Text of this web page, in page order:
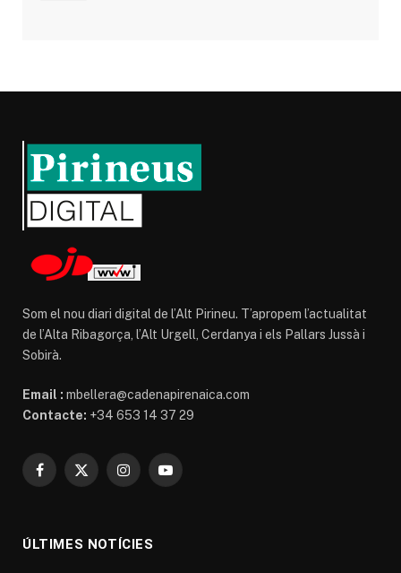
Som el nou diari digital de l’Alt Pirineu. T’apropem l’actualitat
de l’Alta Ribagorça, l’Alt Urgell, Cerdanya i els Pallars Jussà i
Sobirà.
Email : mbellera@cadenapirenaica.com
Contacte: +34 653 14 37 29
Facebook
X
InstagramYouTube
ÚLTIMES NOTÍCIES